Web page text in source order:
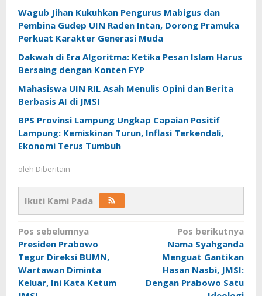
Wagub Jihan Kukuhkan Pengurus Mabigus dan
Pembina Gudep UIN Raden Intan, Dorong Pramuka
Perkuat Karakter Generasi Muda
Dakwah di Era Algoritma: Ketika Pesan Islam Harus
Bersaing dengan Konten FYP
Mahasiswa UIN RIL Asah Menulis Opini dan Berita
Berbasis AI di JMSI
BPS Provinsi Lampung Ungkap Capaian Positif
Lampung: Kemiskinan Turun, Inflasi Terkendali,
Ekonomi Terus Tumbuh
oleh Diberitain
Ikuti Kami Pada
Navigasi
pos
Pos sebelumnya
Presiden Prabowo
Tegur Direksi BUMN,
Wartawan Diminta
Keluar, Ini Kata Ketum
Pos berikutnya
Nama Syahganda
Menguat Gantikan
Hasan Nasbi, JMSI:
Dengan Prabowo Satu